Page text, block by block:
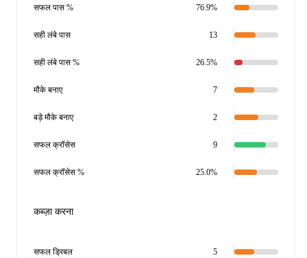
सफल पास % 76.9%
सही लंबे पास 13
सही लंबे पास % 26.5%
मौके बनाए 7
बड़े मौके बनाए 2
सफल क्रॉसेस 9
सफल क्रॉसेस % 25.0%
कब्ज़ा करना
सफल ड्रिबल 5